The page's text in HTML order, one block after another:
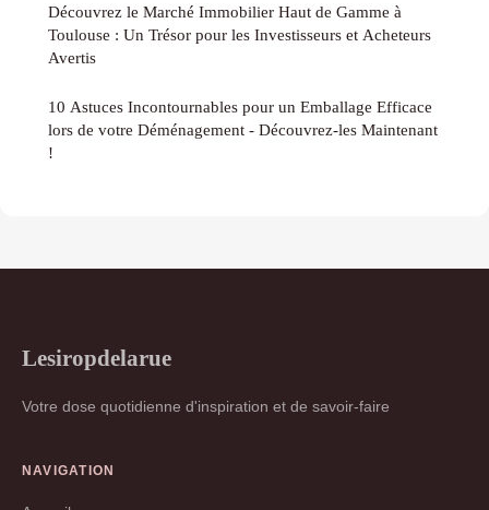
Découvrez le Marché Immobilier Haut de Gamme à
Toulouse : Un Trésor pour les Investisseurs et Acheteurs
Avertis
10 Astuces Incontournables pour un Emballage Efficace
lors de votre Déménagement - Découvrez-les Maintenant
!
Lesiropdelarue
Votre dose quotidienne d'inspiration et de savoir-faire
NAVIGATION